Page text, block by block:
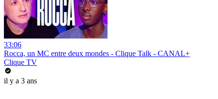
33:06
Rocca, un MC entre deux mondes - Clique Talk - CANAL+
Clique TV
il y a 3 ans